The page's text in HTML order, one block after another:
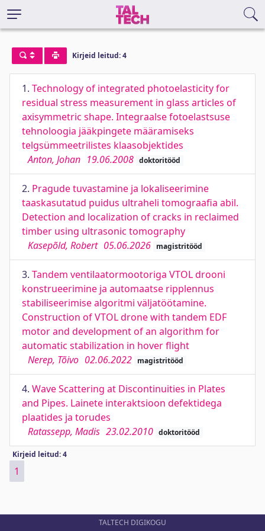
Kirjeid leitud: 4
1. Technology of integrated photoelasticity for
residual stress measurement in glass articles of
axisymmetric shape. Integraalse fotoelastsuse
tehnoloogia jääkpingete määramiseks
telgsümmeetrilistes klaasobjektides
Anton, Johan 19.06.2008 doktoritööd
2. Pragude tuvastamine ja lokaliseerimine
taaskasutatud puidus ultraheli tomograafia abil.
Detection and localization of cracks in reclaimed
timber using ultrasonic tomography
Kasepõld, Robert 05.06.2026 magistritööd
3. Tandem ventilaatormootoriga VTOL drooni
konstrueerimine ja automaatse ripplennus
stabiliseerimise algoritmi väljatöötamine.
Construction of VTOL drone with tandem EDF
motor and development of an algorithm for
automatic stabilization in hover flight
Nerep, Tõivo 02.06.2022 magistritööd
4. Wave Scattering at Discontinuities in Plates
and Pipes. Lainete interaktsioon defektidega
plaatides ja torudes
Ratassepp, Madis 23.02.2010 doktoritööd
Kirjeid leitud: 4
1
TALTECH DIGIKOGU